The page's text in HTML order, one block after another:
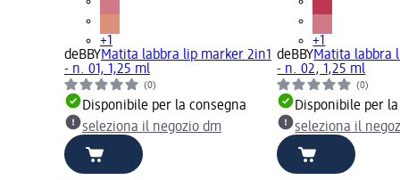
+1
deBBYMatita labbra lip marker 2in1
- n. 01, 1,25 ml
(0)
Disponibile per la consegna
seleziona il negozio dm
+1
deBBYMatita labbra
- n. 02, 1,25 ml
(0)
Disponibile per
seleziona il